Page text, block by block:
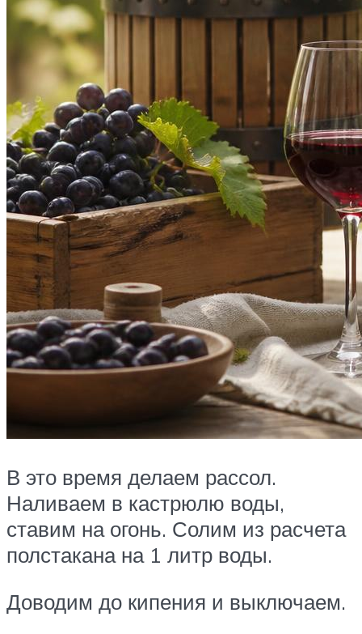
В это время делаем рассол.
Наливаем в кастрюлю воды,
ставим на огонь. Солим из расчета
полстакана на 1 литр воды.
Доводим до кипения и выключаем.